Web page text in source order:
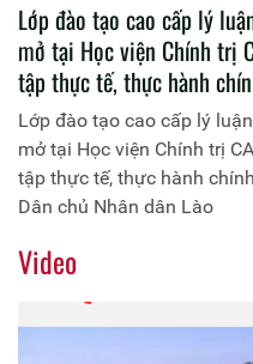
Lớp đào tạo cao cấp lý
mở tại Học viện Chính trị
tập thực tế, thực hành
hòa Dân chủ Nhân dân Lào
Lớp đào tạo cao cấp lý
mở tại Học viện Chính trị
tập thực tế, thực hành
Dân chủ Nhân dân Lào
Video